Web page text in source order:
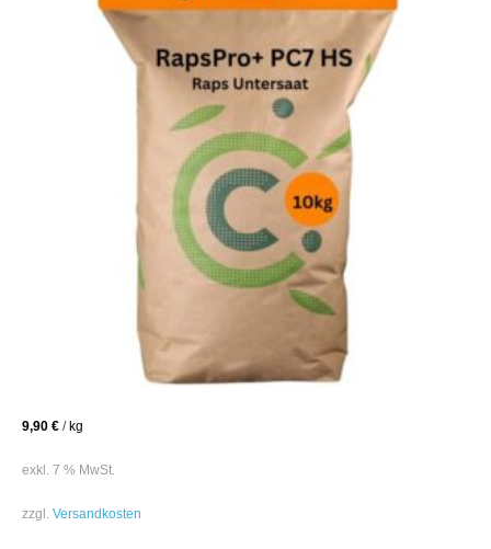
9,90 € / kg
exkl. 7 % MwSt.
zzgl. Versandkosten